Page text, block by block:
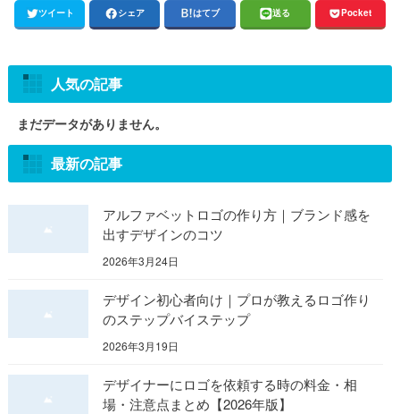
ツイート シェア はてブ 送る Pocket
人気の記事
まだデータがありません。
最新の記事
アルファベットロゴの作り方｜ブランド感を
出すデザインのコツ
2026年3月24日
デザイン初心者向け｜プロが教えるロゴ作り
のステップバイステップ
2026年3月19日
デザイナーにロゴを依頼する時の料金・相
場・注意点まとめ【2026年版】